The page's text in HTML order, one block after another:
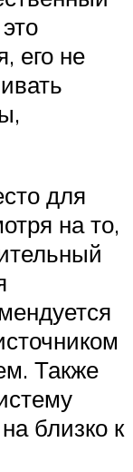
его не
для
на то,
Также
близко к